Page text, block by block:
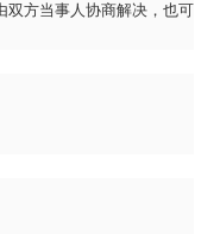
方当事人协商解决，也可由